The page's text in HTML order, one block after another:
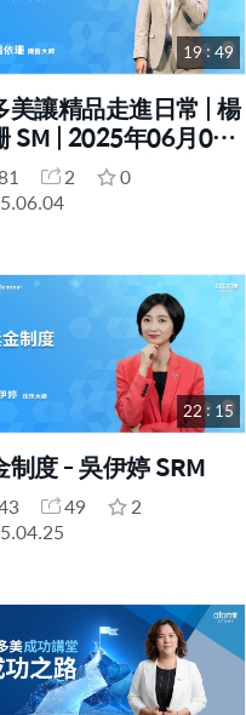
19 : 49
美讓精品走進日常 | 楊
SM | 2025年06月04
雄一日研討會
2
0
22 : 15
制度 - 吳伊婷 SRM
49
2